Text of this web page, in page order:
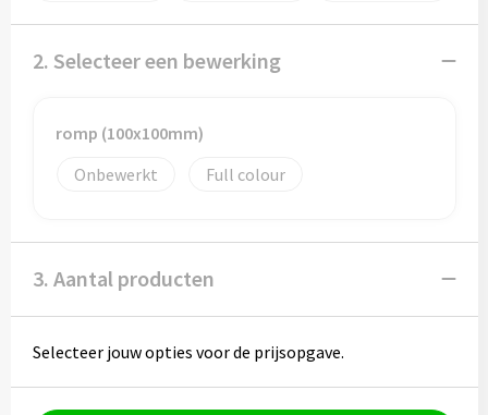
Markeerstiften
Merken
Zelfklevende memo's
Mappen
2. Selecteer een bewerking
romp (100x100mm)
Onbewerkt
Full colour
3. Aantal producten
Selecteer jouw opties voor de prijsopgave.